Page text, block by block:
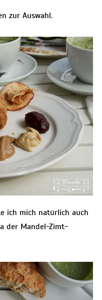
zur Auswahl.
ich mich natürlich auch
der Mandel-Zimt-